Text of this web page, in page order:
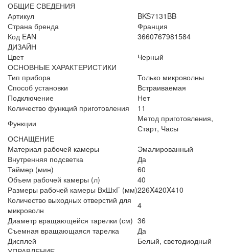
ОБЩИЕ СВЕДЕНИЯ
Артикул
BKS7131BB
Страна бренда
Франция
Код EAN
3660767981584
ДИЗАЙН
Цвет
Черный
ОСНОВНЫЕ ХАРАКТЕРИСТИКИ
Тип прибора
Только микроволны
Способ установки
Встраиваемая
Подключение
Нет
Количество функций приготовления
11
Функции
Метод приготовления,
Старт, Часы
ОСНАЩЕНИЕ
Материал рабочей камеры
Эмалированный
Внутренняя подсветка
Да
Таймер (мин)
60
Объем рабочей камеры (л)
40
Размеры рабочей камеры ВхШхГ (мм)226X420X410
Количество выходных отверстий для
микроволн
4
Диаметр вращающейся тарелки (см) 36
Съемная вращающаяся тарелка
Да
Дисплей
Белый, светодиодный